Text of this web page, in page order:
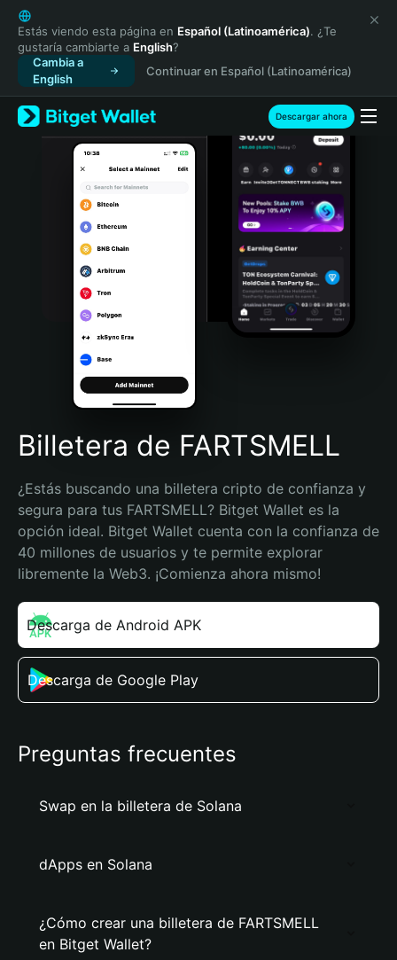
English
日本語
Tiếng Việt
Русский
Español (Latinoamérica)
Türkçe
Italiano
Português (Portugal)
Bahasa Indonesia
Português (Brasil)
Español (Argentina)
Estás viendo esta página en Español (Latinoamérica). ¿Te
gustaría cambiarte a English?
Cambia a
English
Continuar en Español (Latinoamérica)
Descargar ahora
Billetera de FARTSMELL
¿Estás buscando una billetera cripto de confianza y
segura para tus FARTSMELL? Bitget Wallet es la
opción ideal. Bitget Wallet cuenta con la confianza de
40 millones de usuarios y te permite explorar
libremente la Web3. ¡Comienza ahora mismo!
Descarga de Android APK
Descarga de Google Play
Preguntas frecuentes
Swap en la billetera de Solana
dApps en Solana
¿Cómo crear una billetera de FARTSMELL
en Bitget Wallet?